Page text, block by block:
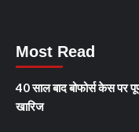
Most Read
40 साल बाद बोफोर्स केस पर
खारिज